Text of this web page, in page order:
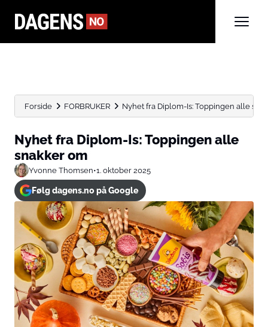
Forside FORBRUKER Nyhet fra Diplom-Is: Toppingen alle
Nyhet fra Diplom-Is: Toppingen alle
snakker om
Yvonne Thomsen•1. oktober 2025
Følg dagens.no på Google